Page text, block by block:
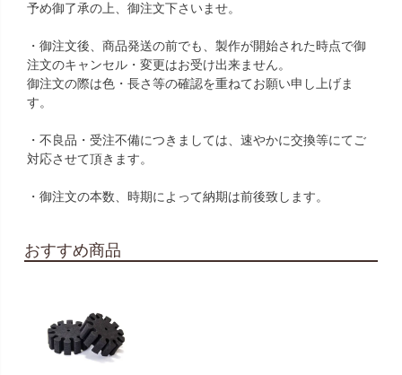
予め御了承の上、御注文下さいませ。
・御注文後、商品発送の前でも、製作が開始された時点で御
注文のキャンセル・変更はお受け出来ません。
御注文の際は色・長さ等の確認を重ねてお願い申し上げま
す。
・不良品・受注不備につきましては、速やかに交換等にてご
対応させて頂きます。
・御注文の本数、時期によって納期は前後致します。
おすすめ商品